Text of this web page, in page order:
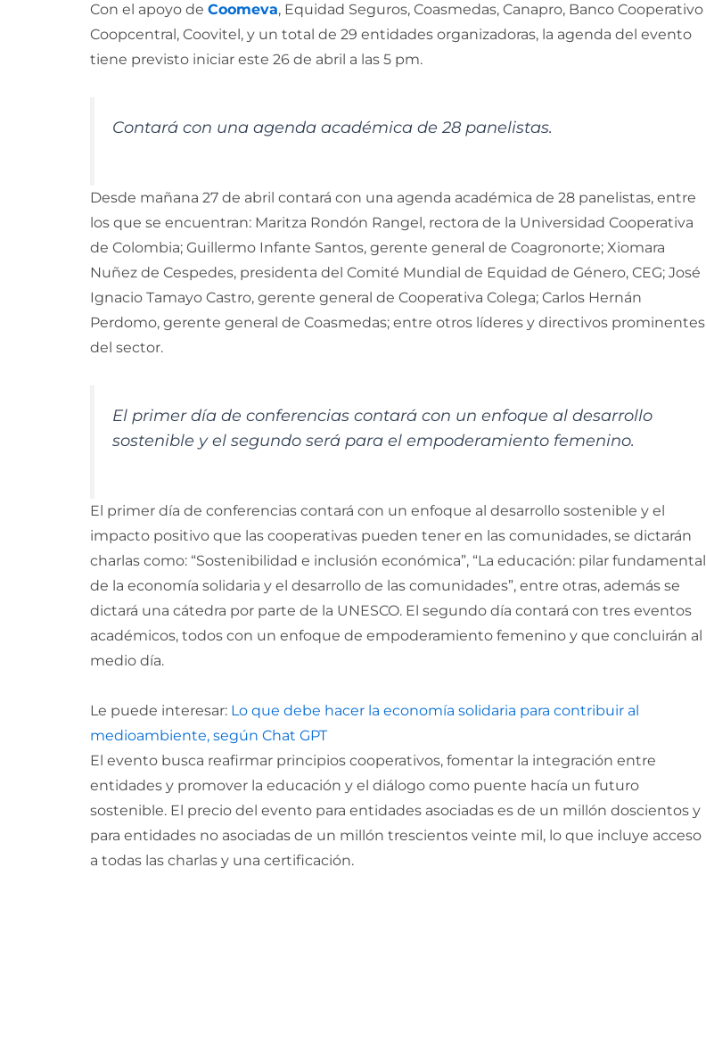
Con el apoyo de Coomeva, Equidad Seguros, Coasmedas, Canapro, Banco Cooperativo
Coopcentral, Coovitel, y un total de 29 entidades organizadoras, la agenda del evento
tiene previsto iniciar este 26 de abril a las 5 pm.
Contará con una agenda académica de 28 panelistas.
Desde mañana 27 de abril contará con una agenda académica de 28 panelistas, entre
los que se encuentran: Maritza Rondón Rangel, rectora de la Universidad Cooperativa
de Colombia; Guillermo Infante Santos, gerente general de Coagronorte; Xiomara
Nuñez de Cespedes, presidenta del Comité Mundial de Equidad de Género, CEG; José
Ignacio Tamayo Castro, gerente general de Cooperativa Colega; Carlos Hernán
Perdomo, gerente general de Coasmedas; entre otros líderes y directivos prominentes
del sector.
El primer día de conferencias contará con un enfoque al desarrollo
sostenible y el segundo será para el empoderamiento femenino.
El primer día de conferencias contará con un enfoque al desarrollo sostenible y el
impacto positivo que las cooperativas pueden tener en las comunidades, se dictarán
charlas como: “Sostenibilidad e inclusión económica”, “La educación: pilar fundamental
de la economía solidaria y el desarrollo de las comunidades”, entre otras, además se
dictará una cátedra por parte de la UNESCO. El segundo día contará con tres eventos
académicos, todos con un enfoque de empoderamiento femenino y que concluirán al
medio día.
Le puede interesar: Lo que debe hacer la economía solidaria para contribuir al
medioambiente, según Chat GPT
El evento busca reafirmar principios cooperativos, fomentar la integración entre
entidades y promover la educación y el diálogo como puente hacía un futuro
sostenible. El precio del evento para entidades asociadas es de un millón doscientos y
para entidades no asociadas de un millón trescientos veinte mil, lo que incluye acceso
a todas las charlas y una certificación.